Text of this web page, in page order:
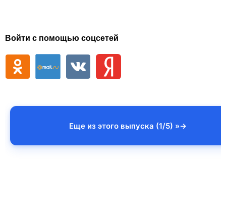
Войти с помощью соцсетей
Еще из этого выпуска (1/5) »